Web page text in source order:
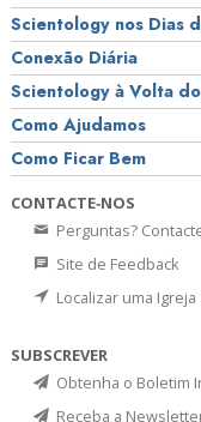
Scientology nos Dias
Conexão Diária
Scientology à Volta
Como Ajudamos
Como Ficar Bem
CONTACTE‑NOS
Perguntas?
Site de Feedback
Localizar uma Igreja
SUBSCREVER
Obtenha o Boletim
Receba a